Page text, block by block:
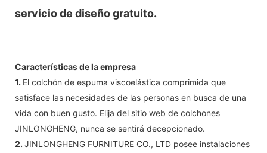
servicio de diseño gratuito.
Características de la empresa
1. El colchón de espuma viscoelástica comprimida que
satisface las necesidades de las personas en busca de una
vida con buen gusto. Elija del sitio web de colchones
JINLONGHENG, nunca se sentirá decepcionado.
2. JINLONGHENG FURNITURE CO., LTD posee instalaciones